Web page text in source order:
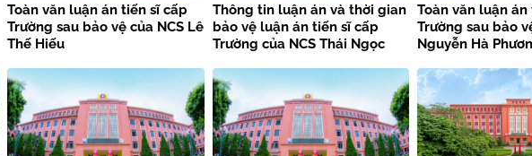
Toàn văn luận án tiến sĩ cấp
Trường sau bảo vệ của NCS Lê
Thế Hiếu
Thông tin luận án và thời gian
bảo vệ luận án tiến sĩ cấp
Trường của NCS Thái Ngọc
Toàn văn luận
Trường sau bảo
Nguyễn Hà